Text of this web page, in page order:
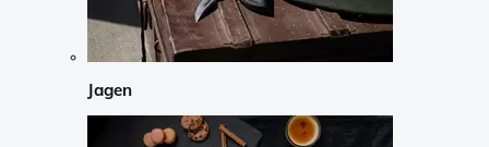
Jagen